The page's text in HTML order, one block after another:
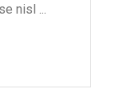
nisl ...